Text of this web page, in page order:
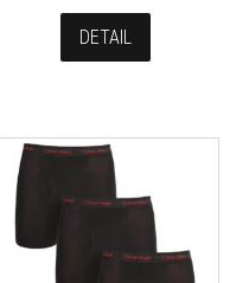
DETAIL